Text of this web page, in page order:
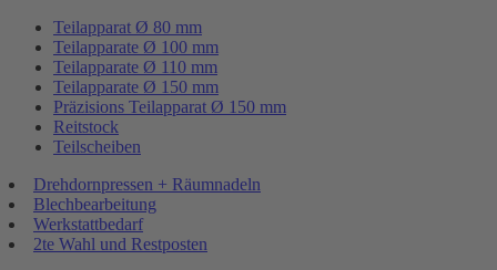
Teilapparat Ø 80 mm
Teilapparate Ø 100 mm
Teilapparate Ø 110 mm
Teilapparate Ø 150 mm
Präzisions Teilapparat Ø 150 mm
Reitstock
Teilscheiben
Drehdornpressen + Räumnadeln
Blechbearbeitung
Werkstattbedarf
2te Wahl und Restposten